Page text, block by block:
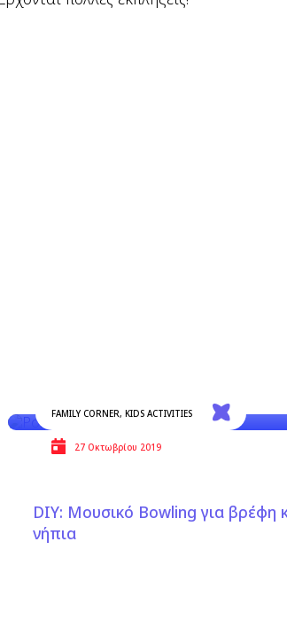
FAMILY CORNER, KIDS ACTIVITIES
27 Οκτωβρίου 2019
DIΥ: Μουσικό Bowling για βρέφη
νήπια